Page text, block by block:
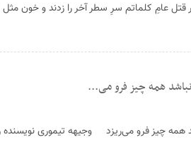
قتل عامِ کلماتم سرِ سطر آخر را زدند و خون
همه چیز فرو می‌...
همه چیز فرو می‌ریزد وجیهه تیموری